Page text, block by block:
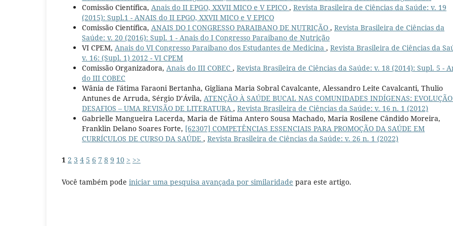
Comissão Científica, Anais do II EPGO, XXVII MICO e V EPICO , Revista Brasileira de Ciências da Saúde: v. 19
(2015): Supl.1 - ANAIS do II EPGO, XXVII MICO e V EPICO
Comissão Científica, ANAIS DO I CONGRESSO PARAIBANO DE NUTRIÇÃO , Revista Brasileira de Ciências da
Saúde: v. 20 (2016): Supl. 1 - Anais do I Congresso Paraibano de Nutrição
VI CPEM, Anais do VI Congresso Paraibano dos Estudantes de Medicina , Revista Brasileira de Ciências da
v. 16: (Supl. 1) 2012 - VI CPEM
Comissão Organizadora, Anais do III COBEC , Revista Brasileira de Ciências da Saúde: v. 18 (2014): Supl. 5 -
do III COBEC
Wânia de Fátima Faraoni Bertanha, Gigliana Maria Sobral Cavalcante, Alessandro Leite Cavalcanti, Thulio
Antunes de Arruda, Sérgio D’Ávila, ATENÇÃO À SAÚDE BUCAL NAS COMUNIDADES INDÍGENAS:
DESAFIOS – UMA REVISÃO DE LITERATURA , Revista Brasileira de Ciências da Saúde: v. 16 n. 1 (2012)
Gabrielle Mangueira Lacerda, Maria de Fátima Antero Sousa Machado, Maria Rosilene Cândido Moreira,
Franklin Delano Soares Forte, [62307] COMPETÊNCIAS ESSENCIAIS PARA PROMOÇÃO DA SAÚDE EM
CURRÍCULOS DE CURSO DA SAÚDE , Revista Brasileira de Ciências da Saúde: v. 26 n. 1 (2022)
1 2 3 4 5 6 7 8 9 10 > >>
Você também pode iniciar uma pesquisa avançada por similaridade para este artigo.